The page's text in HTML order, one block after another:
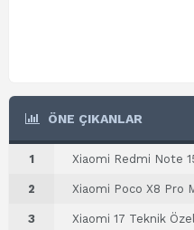
ÖNE ÇIKANLAR
1 Xiaomi Redmi Note
2 Xiaomi Poco X8 Pro
3 Xiaomi 17 Teknik